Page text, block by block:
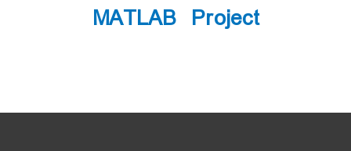
MATLAB Project